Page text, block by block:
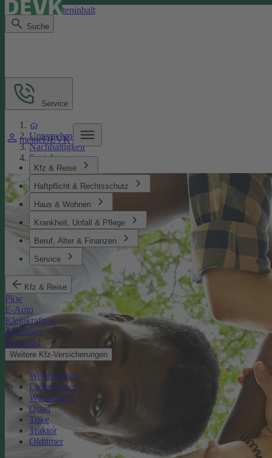
Direkt zum Seiteninhalt
Suche
meineDEVK
Kfz & Reise
Haftpflicht & Rechtsschutz
Haus & Wohnen
Krankheit, Unfall & Pflege
Beruf, Alter & Finanzen
Service
Kfz & Reise
Pkw
E-Auto
Kleinkraftrad
Anhänger
Motorrad
Weitere Kfz-Versicherungen
Wohnwagen
Lieferwagen
Wohnmobil
Quad
Trike
Traktor
Oldtimer
Service
Unternehmen
Nachhaltigkeit
Soziales